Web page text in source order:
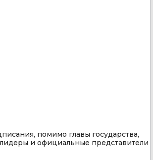
помимо главы государства,
и официальные представители